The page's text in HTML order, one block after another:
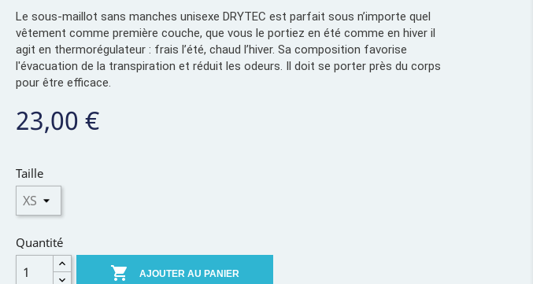
Le sous-maillot sans manches unisexe DRYTEC est parfait sous n’importe quel
vêtement comme première couche, que vous le portiez en été comme en hiver il
agit en thermorégulateur : frais l’été, chaud l’hiver. Sa composition favorise
l'évacuation de la transpiration et réduit les odeurs. Il doit se porter près du corps
pour être efficace.
23,00 €
Taille
Quantité
 AJOUTER AU PANIER